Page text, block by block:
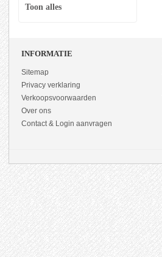
Toon alles
INFORMATIE
Sitemap
Privacy verklaring
Verkoopsvoorwaarden
Over ons
Contact & Login aanvragen